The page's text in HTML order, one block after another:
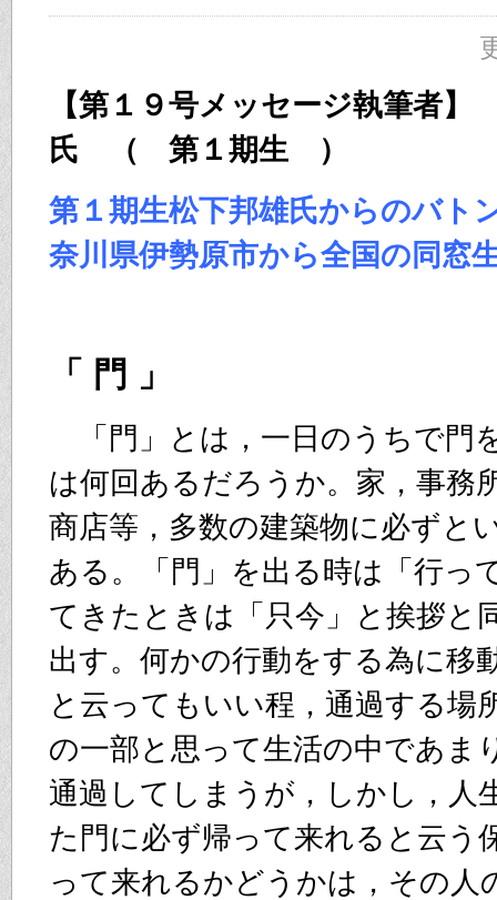
【第１９号メッセージ執筆
氏 （ 第１期生 ）
第１期生松下邦雄氏からのバト
奈川県伊勢原市から全国の同窓
「 門 」
「門」とは，一日のうちで門
は何回あるだろうか。家，事務
商店等，多数の建築物に必ずと
ある。「門」を出る時は「行っ
てきたときは「只今」と挨拶と
出す。何かの行動をする為に移
と云ってもいい程，通過する場
の一部と思って生活の中であま
通過してしまうが，しかし，人
た門に必ず帰って来れると云う
って来れるかどうかは，その人